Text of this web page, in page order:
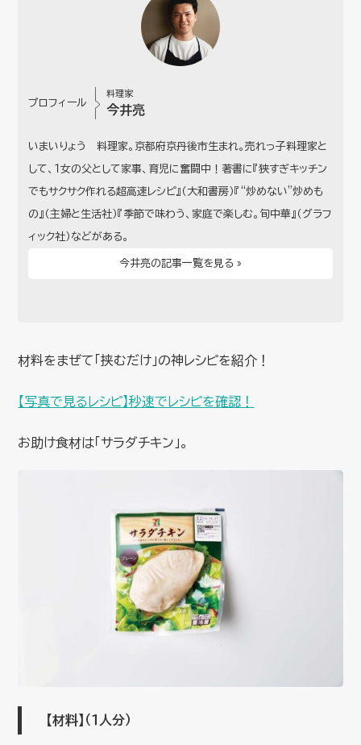
プロフィール
料理家
今井亮
いまいりょう 料理家。京都府京丹後市生まれ。売れっ子料理家と
して、１女の父として家事、育児に奮闘中！著書に『狭すぎキッチン
でもサクサク作れる超高速レシピ』（大和書房）『“炒めない”炒めも
の』（主婦と生活社）『季節で味わう、家庭で楽しむ。旬中華』（グラフ
ィック社）などがある。
今井亮の記事一覧を見る »
材料をまぜて「挟むだけ」の神レシピを紹介！
【写真で見るレシピ】秒速でレシピを確認！
お助け食材は「サラダチキン」。
【材料】 （１人分）